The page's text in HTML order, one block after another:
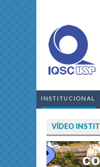
INSTITUCIONAL
VÍDEO